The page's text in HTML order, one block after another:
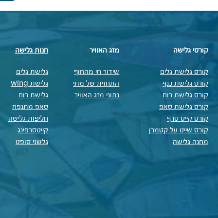
קורסי גלישה
קורס גלישת גלים
קורס גלישת כנף
קורס גלישת רוח
קורס גלישת סאפ
קורס קייט סרף
קורס שייט על קטמרן
מחנה גלישה
מזג האוויר
שידור חי מהחוף
התחזית של מתי
נתוני מזג האוויר
חנות גלישה
גלישת גלים
גלישת wing
גלישת רוח
סאפ מתנפח
חליפות גלישה
קייטסרפינג
גלשני סופט